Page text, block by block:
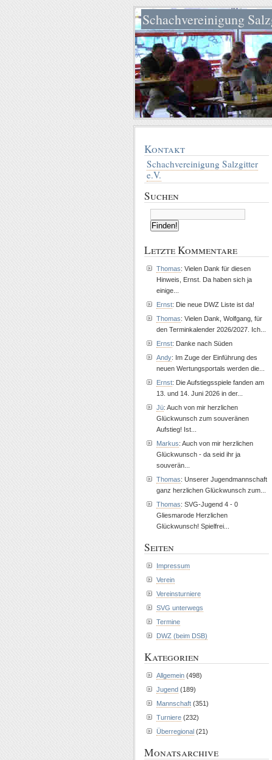
Schachvereinigung
Kontakt
Schachvereinigung Salzgitter
e.V.
Suchen
Letzte Kommentare
Thomas: Vielen Dank für diesen
Hinweis, Ernst. Da haben sich ja
einige...
Ernst: Die neue DWZ Liste ist da!
Thomas: Vielen Dank, Wolfgang, für
den Terminkalender 2026/2027. Ich...
Ernst: Danke nach Süden
Andy: Im Zuge der Einführung des
neuen Wertungsportals werden die...
Ernst: Die Aufstiegsspiele fanden am
13. und 14. Juni 2026 in der...
Jü: Auch von mir herzlichen
Glückwunsch zum souveränen
Aufstieg! Ist...
Markus: Auch von mir herzlichen
Glückwunsch - da seid ihr ja
souverän...
Thomas: Unserer Jugendmannschaft
ganz herzlichen Glückwunsch zum...
Thomas: SVG-Jugend 4 - 0
Gliesmarode Herzlichen
Glückwunsch! Spielfrei...
Seiten
Impressum
Verein
Vereinsturniere
SVG unterwegs
Termine
DWZ (beim DSB)
Kategorien
Allgemein (498)
Jugend (189)
Mannschaft (351)
Turniere (232)
Überregional (21)
Monatsarchive